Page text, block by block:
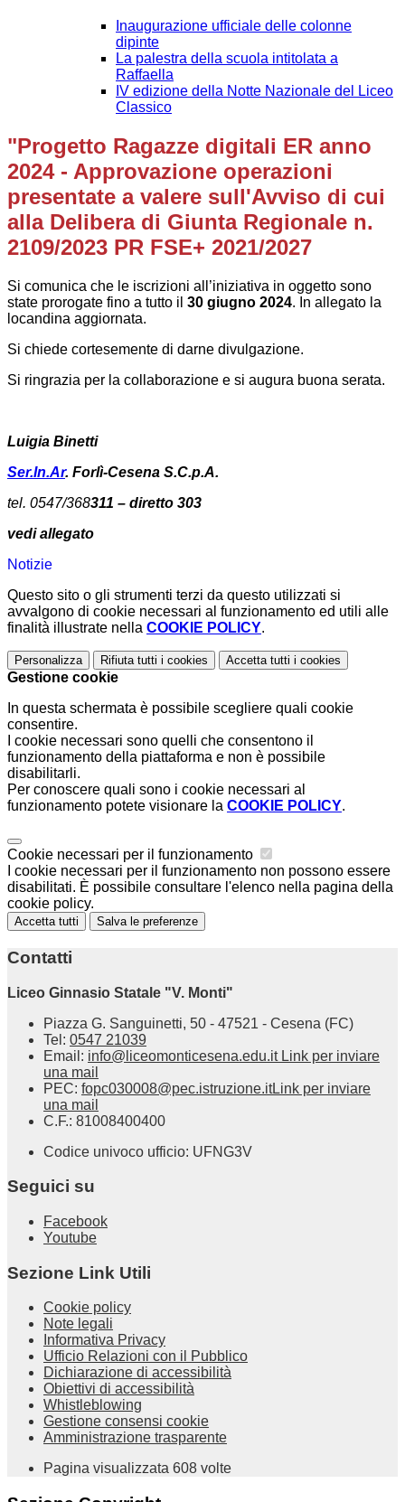
Inaugurazione ufficiale delle colonne
dipinte
La palestra della scuola intitolata a
Raffaella
IV edizione della Notte Nazionale del Liceo
Classico
"Progetto Ragazze digitali ER anno
2024 - Approvazione operazioni
presentate a valere sull'Avviso di cui
alla Delibera di Giunta Regionale n.
2109/2023 PR FSE+ 2021/2027
Si comunica che le iscrizioni all’iniziativa in oggetto sono
state prorogate fino a tutto il 30 giugno 2024. In allegato la
locandina aggiornata.
Si chiede cortesemente di darne divulgazione.
Si ringrazia per la collaborazione e si augura buona serata.
Luigia Binetti
Ser.In.Ar. Forlì-Cesena S.C.p.A.
tel. 0547/368311 – diretto 303
vedi allegato
Notizie
Questo sito o gli strumenti terzi da questo utilizzati si
avvalgono di cookie necessari al funzionamento ed utili alle
finalità illustrate nella COOKIE POLICY.
Personalizza Rifiuta tutti i cookies Accetta tutti i cookies
Gestione cookie
In questa schermata è possibile scegliere quali cookie
consentire.
I cookie necessari sono quelli che consentono il
funzionamento della piattaforma e non è possibile
disabilitarli.
Per conoscere quali sono i cookie necessari al
funzionamento potete visionare la COOKIE POLICY.
Cookie necessari per il funzionamento
I cookie necessari per il funzionamento non possono essere
disabilitati. È possibile consultare l'elenco nella pagina della
cookie policy.
Accetta tutti Salva le preferenze
Contatti
Liceo Ginnasio Statale "V. Monti"
Piazza G. Sanguinetti, 50 - 47521 - Cesena (FC)
Tel: 0547 21039
Email: info@liceomonticesena.edu.it Link per inviare
una mail
PEC: fopc030008@pec.istruzione.itLink per inviare
una mail
C.F.: 81008400400
Codice univoco ufficio: UFNG3V
Seguici su
Facebook
Youtube
Sezione Link Utili
Cookie policy
Note legali
Informativa Privacy
Ufficio Relazioni con il Pubblico
Dichiarazione di accessibilità
Obiettivi di accessibilità
Whistleblowing
Gestione consensi cookie
Amministrazione trasparente
Pagina visualizzata 608 volte